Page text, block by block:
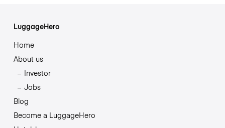
LuggageHero
Home
About us
Investor
Jobs
Blog
Become a LuggageHero